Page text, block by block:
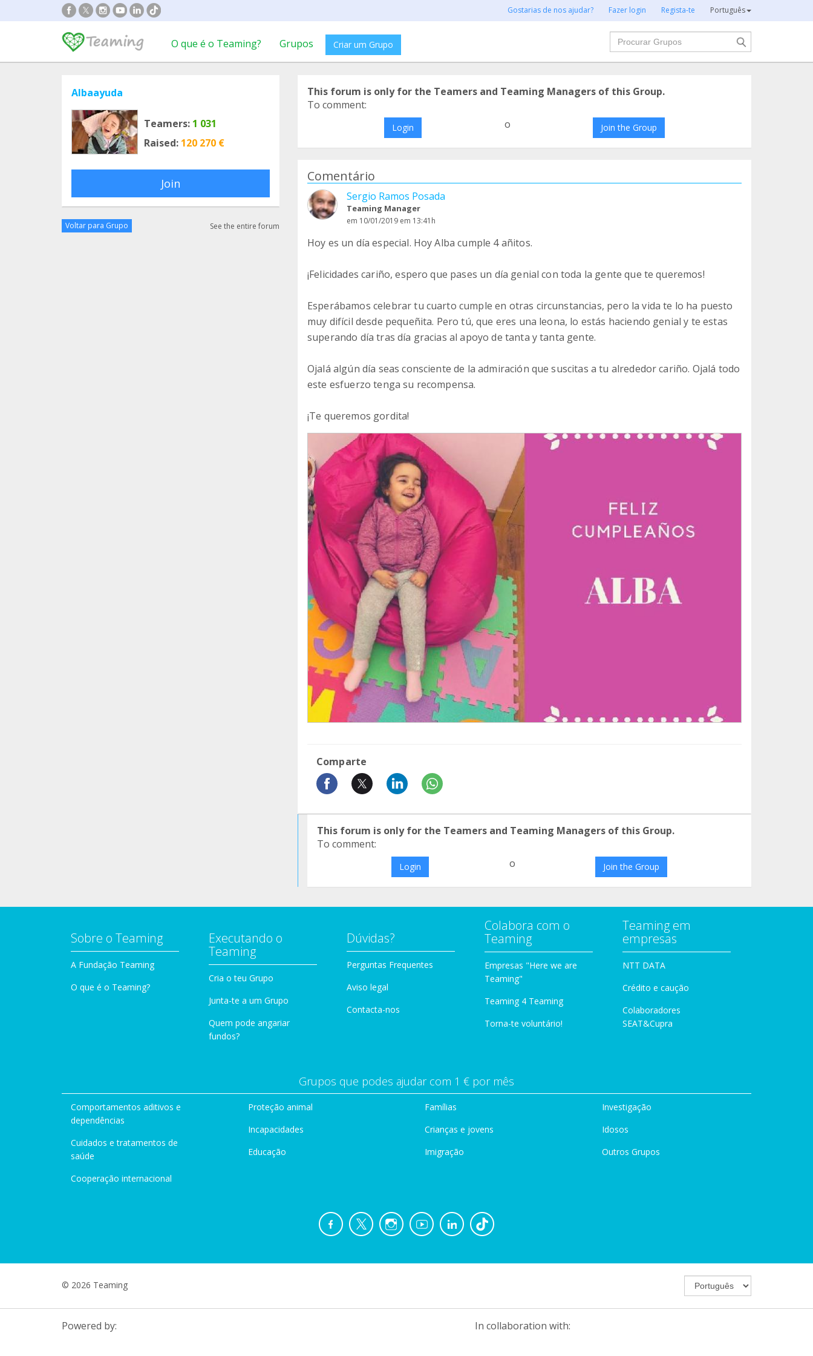
Gostarias de nos ajudar? Fazer login Regista-te Português
O que é o Teaming? Grupos Criar um Grupo
Procurar
Albaayuda
Teamers: 1 031
Raised: 120 270 €
Join
Voltar para Grupo See the entire forum
This forum is only for the Teamers and Teaming Managers of this Group.
To comment:
Login o Join the Group
Comentário
Sergio Ramos Posada
Teaming Manager
em 10/01/2019 em 13:41h
Hoy es un día especial. Hoy Alba cumple 4 añitos.
¡Felicidades cariño, espero que pases un día genial con toda la gente que te queremos!
Esperábamos celebrar tu cuarto cumple en otras circunstancias, pero la vida te lo ha puesto
muy difícil desde pequeñita. Pero tú, que eres una leona, lo estás haciendo genial y te estas
superando día tras día gracias al apoyo de tanta y tanta gente.
Ojalá algún día seas consciente de la admiración que suscitas a tu alrededor cariño. Ojalá todo
este esfuerzo tenga su recompensa.
¡Te queremos gordita!
Comparte
This forum is only for the Teamers and Teaming Managers of this Group.
To comment:
Login o Join the Group
Sobre o Teaming
A Fundação Teaming
O que é o Teaming?
Executando o
Teaming
Cria o teu Grupo
Junta-te a um Grupo
Quem pode angariar
fundos?
Dúvidas?
Perguntas Frequentes
Aviso legal
Contacta-nos
Colabora com o
Teaming
Empresas "Here we are
Teaming"
Teaming 4 Teaming
Torna-te voluntário!
Teaming em
empresas
NTT DATA
Crédito e caução
Colaboradores
SEAT&Cupra
Grupos que podes ajudar com 1 € por mês
Comportamentos aditivos e
dependências
Cuidados e tratamentos de
saúde
Cooperação internacional
Proteção animal
Incapacidades
Educação
Famílias
Crianças e jovens
Imigração
Investigação
Idosos
Outros Grupos
© 2026 Teaming
Powered by: In collaboration with: